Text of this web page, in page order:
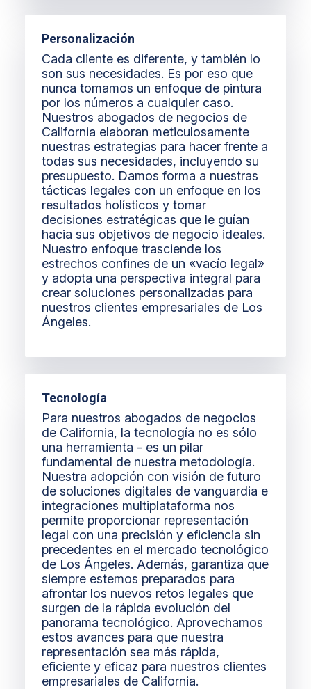
Personalización
Cada cliente es diferente, y también lo
son sus necesidades. Es por eso que
nunca tomamos un enfoque de pintura
por los números a cualquier caso.
Nuestros abogados de negocios de
California elaboran meticulosamente
nuestras estrategias para hacer frente a
todas sus necesidades, incluyendo su
presupuesto. Damos forma a nuestras
tácticas legales con un enfoque en los
resultados holísticos y tomar
decisiones estratégicas que le guían
hacia sus objetivos de negocio ideales.
Nuestro enfoque trasciende los
estrechos confines de un «vacío legal»
y adopta una perspectiva integral para
crear soluciones personalizadas para
nuestros clientes empresariales de Los
Ángeles.
Tecnología
Para nuestros abogados de negocios
de California, la tecnología no es sólo
una herramienta - es un pilar
fundamental de nuestra metodología.
Nuestra adopción con visión de futuro
de soluciones digitales de vanguardia e
integraciones multiplataforma nos
permite proporcionar representación
legal con una precisión y eficiencia sin
precedentes en el mercado tecnológico
de Los Ángeles. Además, garantiza que
siempre estemos preparados para
afrontar los nuevos retos legales que
surgen de la rápida evolución del
panorama tecnológico. Aprovechamos
estos avances para que nuestra
representación sea más rápida,
eficiente y eficaz para nuestros clientes
empresariales de California.